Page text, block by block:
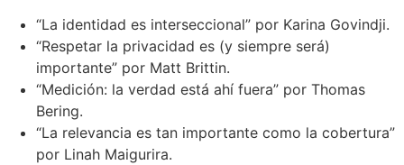
“La identidad es interseccional” por Karina Govindji.
“Respetar la privacidad es (y siempre será)
importante” por Matt Brittin.
“Medición: la verdad está ahí fuera” por Thomas
Bering.
“La relevancia es tan importante como la cobertura”
por Linah Maigurira.